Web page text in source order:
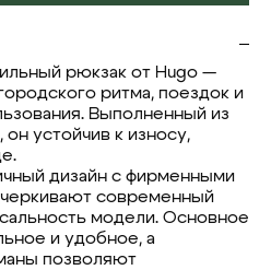
рюкзак от Hugo —
ритма, поездок и
Выполненный из
устойчив к износу,
дизайн с фирменными
современный
модели. Основное
и удобное, а
позволяют